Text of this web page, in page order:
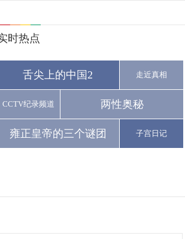
时热点
舌尖上的中国2 走近真相
CCTV纪录频道 两性奥秘
雍正皇帝的三个谜团 子宫日记